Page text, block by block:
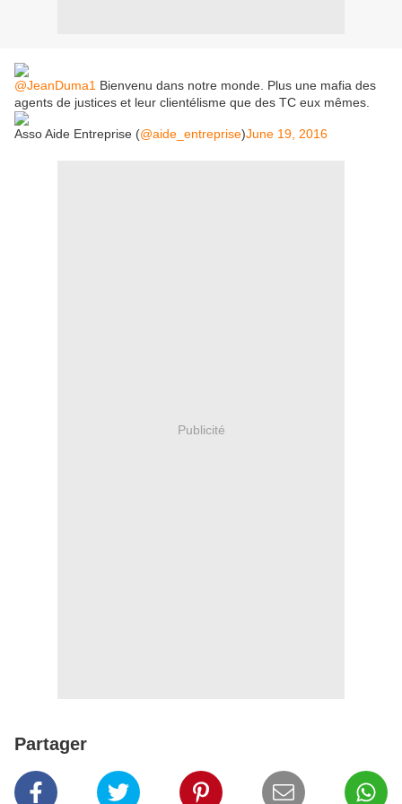
@JeanDuma1 Bienvenu dans notre monde. Plus une mafia des
agents de justices et leur clientélisme que des TC eux mêmes.
Asso Aide Entreprise (@aide_entreprise)June 19, 2016
Publicité
Partager